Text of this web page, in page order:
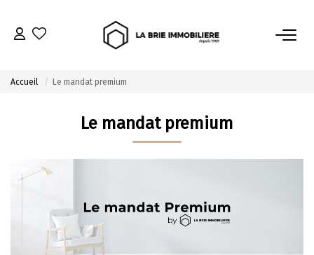
Immobilier Neuf
VENDRE
Accueil Le mandat premium
Le mandat premium